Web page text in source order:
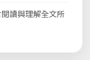
讀與理解全文所